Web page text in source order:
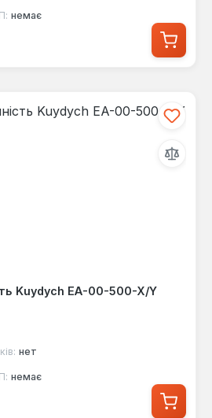
немає
Kuydych EA-00-500-X/Y
нет
немає